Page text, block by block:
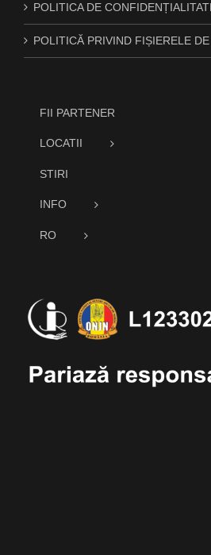
POLITICA DE
POLITICĂ PRIVIND FIȘIERELE
FII PARTENER
LOCATII
STIRI
INFO
RO